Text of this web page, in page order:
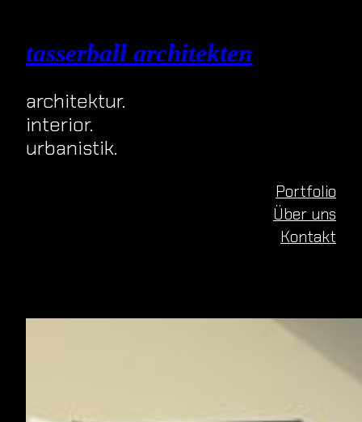
springen
tasserball architekten
architektur.
interior.
urbanistik.
Portfolio
Über uns
Kontakt